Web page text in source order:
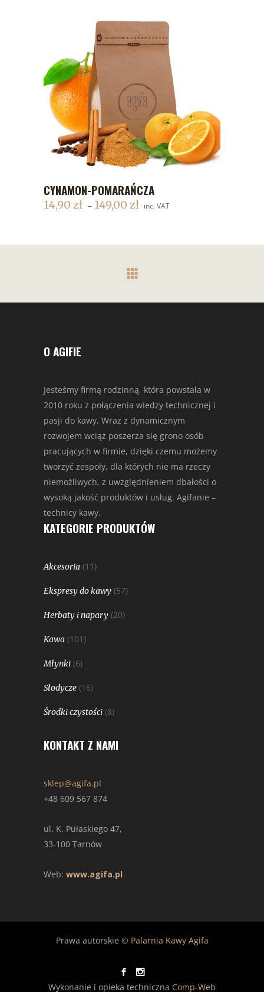
DODAJ DO KOSZYKA
CYNAMON-POMARAŃCZA
14,90 zł – 149,00 zł inc. VAT
O AGIFIE
Jesteśmy firmą rodzinną, która powstała w
2010 roku z połączenia wiedzy technicznej i
pasji do kawy. Wraz z dynamicznym
rozwojem wciąż poszerza się grono osób
pracujących w firmie, dzięki czemu możemy
tworzyć zespoły, dla których nie ma rzeczy
niemożliwych, z uwzględnieniem dbałości o
wysoką jakość produktów i usług. Agifanie –
technicy kawy.
KATEGORIE PRODUKTÓW
Akcesoria (11)
Ekspresy do kawy (57)
Herbaty i napary (20)
Kawa (101)
Młynki (6)
Słodycze (16)
Środki czystości (8)
KONTAKT Z NAMI
sklep@agifa.pl
+48 609 567 874
ul. K. Pułaskiego 47,
33-100 Tarnów
Web: www.agifa.pl
Prawa autorskie © Palarnia Kawy Agifa
Wykonanie i opieka techniczna Comp-Web